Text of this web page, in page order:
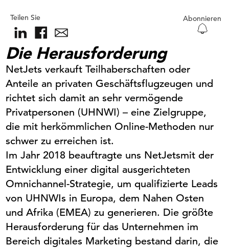
Teilen Sie Abonnieren
Die Herausforderung
NetJets verkauft Teilhaberschaften oder
Anteile an privaten Geschäftsflugzeugen und
richtet sich damit an sehr vermögende
Privatpersonen (UHNWI) – eine Zielgruppe,
die mit herkömmlichen Online-Methoden nur
schwer zu erreichen ist.
Im Jahr 2018 beauftragte uns NetJetsmit der
Entwicklung einer digital ausgerichteten
Omnichannel-Strategie, um qualifizierte Leads
von UHNWIs in Europa, dem Nahen Osten
und Afrika (EMEA) zu generieren. Die größte
Herausforderung für das Unternehmen im
Bereich digitales Marketing bestand darin, die